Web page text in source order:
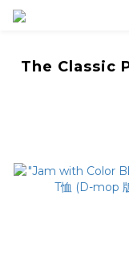
The Classic